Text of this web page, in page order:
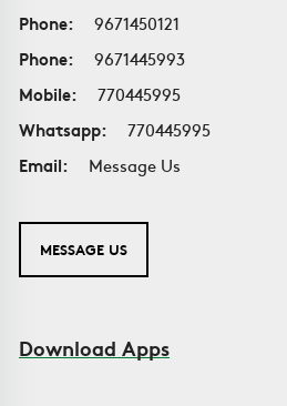
Phone:
9671450121
Phone:
9671445993
Mobile:
770445995
Whatsapp:
770445995
Email:
Message Us
MESSAGE US
Download Apps